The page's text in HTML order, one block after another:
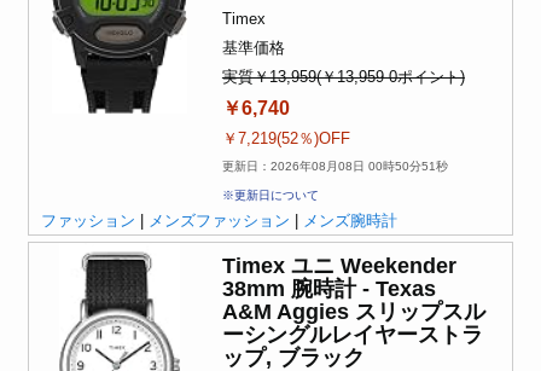
Timex
基準価格
実質￥13,959(￥13,959-0ポイント)
￥6,740
￥7,219(52％)OFF
更新日：2026年08月08日 00時50分51秒
※更新日について
ファッション メンズファッション メンズ腕時計
Timex ユニ Weekender
38mm 腕時計 - Texas
A&M Aggies スリップスル
ーシングルレイヤーストラ
ップ, ブラック